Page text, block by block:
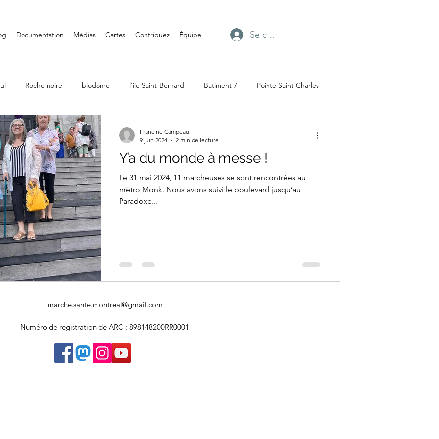
Documentation Médias Cartes Contribuez Équipe Se connecter
Roche noire biodome l’île Saint-Bernard Batiment 7 Pointe Saint-Charles
Ville Émard Musées
LaSalle Randonnée Iles de Boucherville Château Dufresne Parc Angrignon
Art mural Saint-Henri Fondation PHI
Art souterrain Salons et expositions
Y’a du monde à messe !
Le 31 mai 2024, 11 marcheuses se sont rencontrées au
métro Monk. Nous avons suivi le boulevard jusqu’au
Paradoxe...
Francine Campeau
9 juin 2024
2 min de lecture
marche.sante.montreal@gmail.com
Numéro de registration de ARC : 898148200RR0001